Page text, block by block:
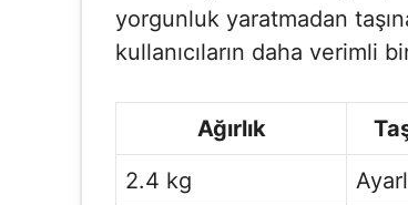
yorgunluk yaratmadan
kullanıcıların daha verimli
Ağırlık
2.4 kg